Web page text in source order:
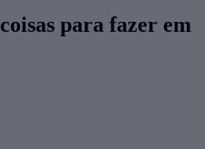
para fazer ​em